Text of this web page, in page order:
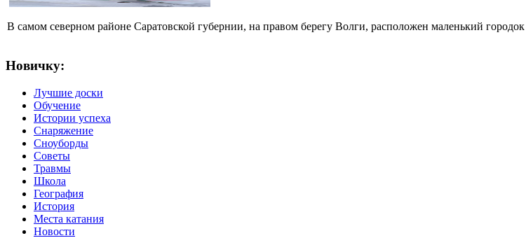
В самом северном районе Саратовской губернии, на правом берегу Волги, расположен маленький
Новичку:
Лучшие доски
Обучение
Истории успеха
Снаряжение
Сноуборды
Советы
Травмы
Школа
География
История
Места катания
Новости